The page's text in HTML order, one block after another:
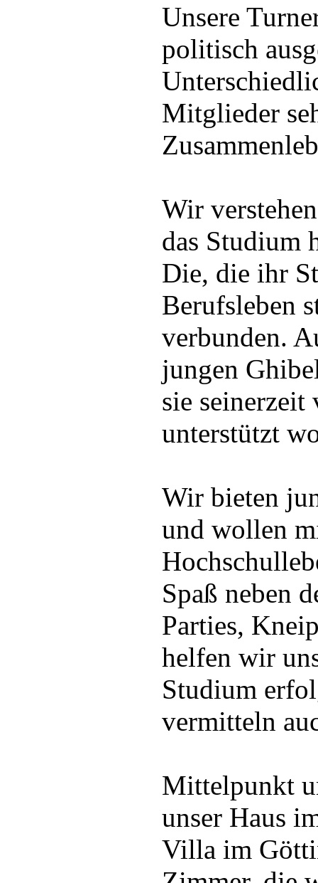
Unsere
politisch
Mitglieder
Wir
das Studium
Die, die ihr
Berufsleben
verbunden.
jungen
sie seinerzeit
unterstützt
Wir bieten
und wollen
Spaß neben
Parties,
helfen wir
Studium
vermitteln
Mittelpunkt
unser Haus
Villa im